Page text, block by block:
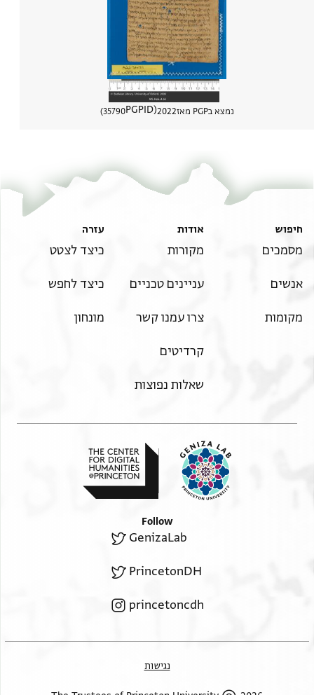
נמצא בPGP מאז 2022
PGPID
35790
חיפוש
מסמכים
אנשים
מקומות
אודות
מקורות
עניינים טכניים
צרו עמנו קשר
קרדיטים
שאלות נפוצות
עזרה
כיצד לצטט
כיצד לחפש
מונחון
Follow
GenizaLab
PrincetonDH
princetoncdh
נגישות